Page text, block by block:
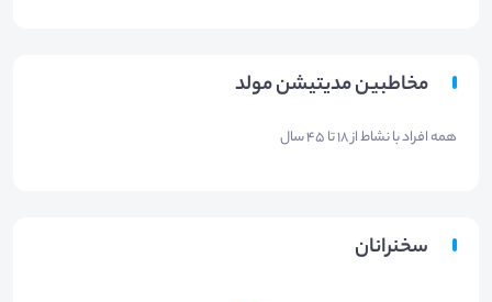
مخاطبین مدیتیشن مولد
همه افراد با نشاط از 18 تا 45 سال
سخنرانان